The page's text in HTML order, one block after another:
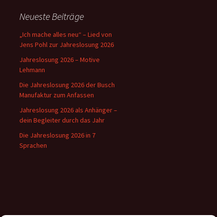
Neueste Beiträge
„Ich mache alles neu“ – Lied von
Jens Pohl zur Jahreslosung 2026
Jahreslosung 2026 – Motive
Lehmann
Die Jahreslosung 2026 der Busch
Manufaktur zum Anfassen
Jahreslosung 2026 als Anhänger –
dein Begleiter durch das Jahr
Die Jahreslosung 2026 in 7
Sprachen